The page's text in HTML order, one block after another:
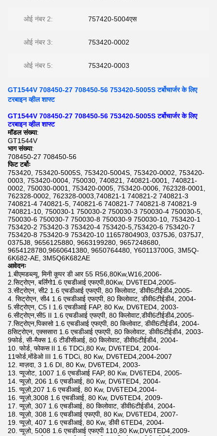
ओई नंबर 2: 757420-5004एस
ओई नंबर 3: 753420-0002
ओई नंबर 5: 753420-0003
GT1544V 708450-27 708450-56 753420-5005S टर्बोचार्जर के लिए
टरबाइन व्हील शाफ्ट
GT1544V 708450-27 708450-56 753420-5005S टर्बोचार्जर के लिए
टरबाइन व्हील शाफ्ट
मॉडल संख्या:
GT1544V
भाग संख्या:
708450-27 708450-56
फिट टर्बोः
753420, 753420-5005S, 753420-5004S, 753420-0002, 753420-
0003, 753420-0004, 750030, 740821, 740821-0001, 740821-
0002, 750030-0001, 753420-0005, 753420-0006, 762328-0001,
762328-0002, 762328-0003,740821-1 740821-2 740821-3
740821-4 740821-5, 740821-6 740821-7 740821-8 740821-9
740821-10, 750030-1 750030-2 750030-3 750030-4 750030-5,
750030-6 750030-7 750030-8 750030-9 750030-10, 753420-1
753420-2 753420-3 753420-4 753420-5,753420-6 753420-7
753420-8 753420-9 753420-10 11657804903, 0375J6, 0375J7,
0375J8, 9656125880, 9663199280, 9657248680,
9654128780,9660641380, 9650764480, Y60113700G, 3M5Q-
6K682-AE, 3M5Q6K682AE
आवेदनः
1.बीएमडब्ल्यू, मिनी कूपर डी आर 55 R56,80Kw,W16,2006-
2.सिट्रोएन, बर्लिंगो1.6 एचडीआई एफएपी,80Kw, DV6TED4,2005-
3.सीट्रोएन, सी2 1.6 एचडीआई एफएपी, 80 किलोवाट, डीवी6टीईडी4,2005-
4. सिट्रोएन, सी4 1.6 एचडीआई एफएपी, 80 किलोवाट, डीवी6टीईडी4, 2004-
5.सीट्रोएन, C5 I 1.6 एचडीआई FAP, 80 Kw, DV6TED4, 2003-
6.सीट्रोएन,सी5 II 1.6 एचडीआई एफएपी, 80 किलोवाट,डीवी6टीईडी4,2005-
7.सिट्रोएन,पिकासो 1.6 एचडीआई एफएपी, 80 किलोवाट, डीवी6टीईडी4, 2004-
8सिट्रोएन, एक्ससारा 1.6 एचडीआई एफएपी, 80 किलोवाट, डीवी6टीईडी4, 2003-
9फोर्ड, सी-मैक्स 1.6 टीडीसीआई, 80 किलोवाट, डीवी6टीईडी4, 2004-
10. फोर्ड, फोकस II 1.6 TDCi,80 Kw, DV6TED4, 2004-
11फोर्ड,मोंडेओ III 1.6 TDCi, 80 Kw, DV6TED4,2004-2007
12. माज़दा, 3 1.6 DI, 80 Kw, DV6TED4, 2003-
13. प्यूजोट, 1007 1.6 एचडीआई FAP, 80 Kw, DV6TED4, 2005-
14. प्यूज़ो, 206 1.6 एचडीआई, 80 Kw, DV6TED4, 2004-
15. प्यूज़ो,207 1.6 एचडीआई, 80 Kw, DV6TED4,2004-
16. प्यूज़ो,3008 1.6 एचडीआई, 80 Kw, DV6TED4, 2009-
17. प्यूज़ो, 307 1.6 एचडीआई, 80 किलोवाट, डीवी6टीईडी4, 2004-
18. प्यूज़ो, 308 1.6 एचडीआई एफएपी, 80 Kw, DV6TED4, 2007-
19. प्यूज़ो, 407 1.6 एचडीआई, 80 Kw, डीवी 6TED4, 2004-
20. प्यूज़ो, 5008 1.6 एचडीआई एफएपी 110,80 Kw,DV6TED4,2009-